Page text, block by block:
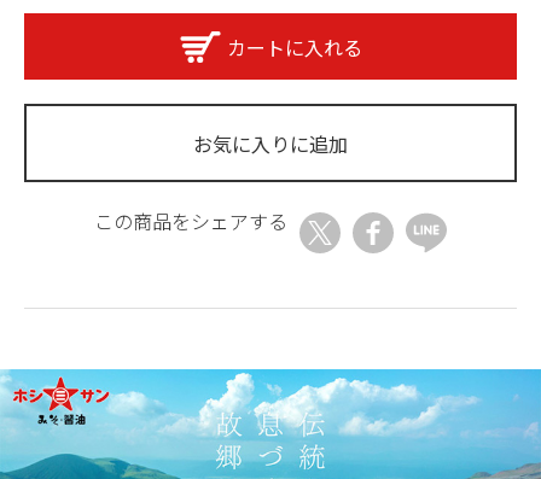
カートに入れる
お気に入りに追加
この商品をシェアする